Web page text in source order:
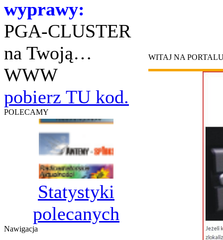
wyprawy:
PGA-CLUSTER
na Twoją…
WWW
pobierz TU kod.
POLECAMY
Statystyki
polecanych
Nawigacja
WITAJ NA